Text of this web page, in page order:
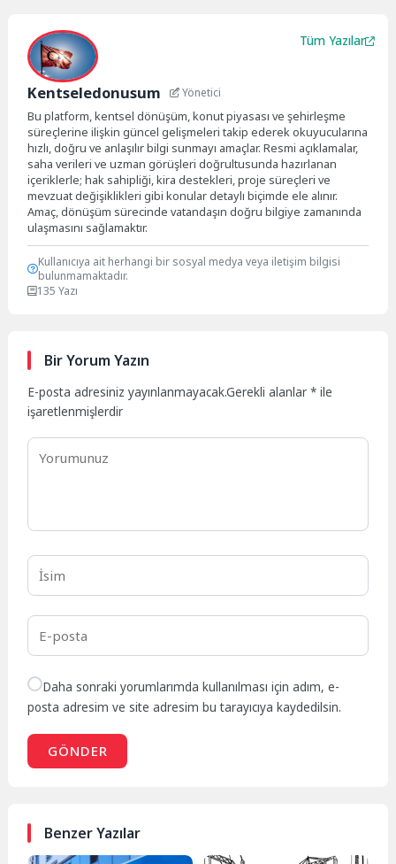
Kentseledonusum Yönetici
Tüm Yazılar
Bu platform, kentsel dönüşüm, konut piyasası ve şehirleşme
süreçlerine ilişkin güncel gelişmeleri takip ederek okuyucularına
hızlı, doğru ve anlaşılır bilgi sunmayı amaçlar. Resmi açıklamalar,
saha verileri ve uzman görüşleri doğrultusunda hazırlanan
içeriklerle; hak sahipliği, kira destekleri, proje süreçleri ve
mevzuat değişiklikleri gibi konular detaylı biçimde ele alınır.
Amaç, dönüşüm sürecinde vatandaşın doğru bilgiye zamanında
ulaşmasını sağlamaktır.
Kullanıcıya ait herhangi bir sosyal medya veya iletişim bilgisi
bulunmamaktadır.
135 Yazı
Bir Yorum Yazın
E-posta adresiniz yayınlanmayacak.Gerekli alanlar* ile
işaretlenmişlerdir
Daha sonraki yorumlarımda kullanılması için adım, e-
posta adresim ve site adresim bu tarayıcıya kaydedilsin.
GÖNDER
Benzer Yazılar